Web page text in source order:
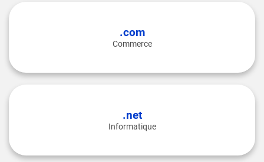
.com
Commerce
.net
Informatique